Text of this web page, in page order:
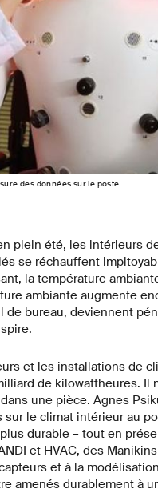
des données sur le poste
plein été, les intérieurs
se réchauffent
la température
ambiante augmente
de bureau, deviennent
et les installations de
de kilowattheures. Il
une pièce. Agnes
le climat intérieur au
durable – tout en
et HVAC, des
et à la
amenés durablement à